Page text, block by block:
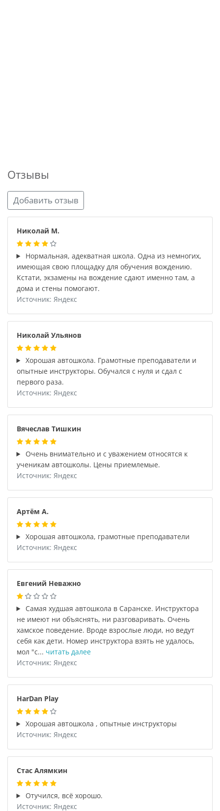
Отзывы
Добавить отзыв
Николай М.
Нормальная, адекватная школа. Одна из немногих,
имеющая свою площадку для обучения вождению.
Кстати, экзамены на вождение сдают именно там, а
дома и стены помогают.
Источник: Яндекс
Николай Ульянов
Хорошая автошкола. Грамотные преподаватели и
опытные инструкторы. Обучался с нуля и сдал с
первого раза.
Источник: Яндекс
Вячеслав Тишкин
Очень внимательно и с уважением относятся к
ученикам автошколы. Цены приемлемые.
Источник: Яндекс
Артём А.
Хорошая автошкола, грамотные преподаватели
Источник: Яндекс
Евгений Неважно
Самая худшая автошкола в Саранске. Инструктора
не имеют ни объяснять, ни разговаривать. Очень
хамское поведение. Вроде взрослые люди, но ведут
себя как дети. Номер инструктора взять не удалось,
мол "с... читать далее
Источник: Яндекс
HarDan Play
Хорошая автошкола , опытные инструкторы
Источник: Яндекс
Стас Алямкин
Отучился, всё хорошо.
Источник: Яндекс